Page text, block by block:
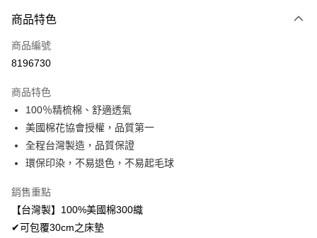
信用卡一次付款
超商取貨付款
Apple Pay
悠遊付
Google Pay
AFTEE先享後付
相關說明
AFTEE先享後付是「在收到商品之後才付款」的支付方式。 讓您購物簡單
ATM付款
商品特色
商品編號
8196730
商品特色
100％精梳棉、舒適透氣
美國棉花協會授權，品質第一
全程台灣製造，品質保證
環保印染，不易退色，不易起毛球
銷售重點
【台灣製】100%美國棉300織
✔可包覆30cm之床墊